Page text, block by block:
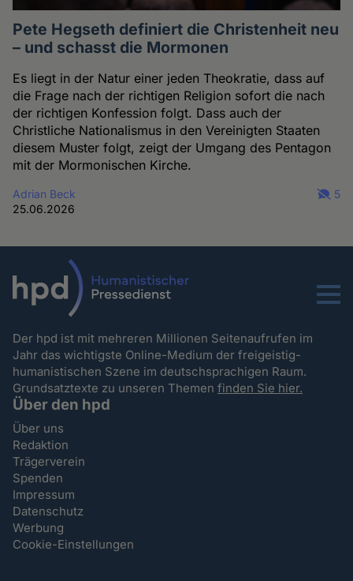
Pete Hegseth definiert die Christenheit neu
– und schasst die Mormonen
Es liegt in der Natur einer jeden Theokratie, dass auf
die Frage nach der richtigen Religion sofort die nach
der richtigen Konfession folgt. Dass auch der
Christliche Nationalismus in den Vereinigten Staaten
diesem Muster folgt, zeigt der Umgang des Pentagon
mit der Mormonischen Kirche.
Adrian Beck
25.06.2026
5
Menu
Der hpd ist mit mehreren Millionen Seitenaufrufen im
Jahr das wichtigste Online-Medium der freigeistig-
humanistischen Szene im deutschsprachigen Raum.
Grundsatztexte zu unseren Themenfinden Sie hier.
Über den hpd
Über uns
Redaktion
Trägerverein
Spenden
Impressum
Datenschutz
Werbung
Cookie-Einstellungen